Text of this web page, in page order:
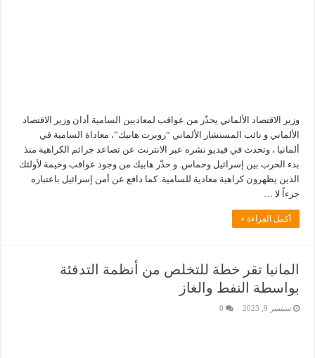
وزير الاقتصاد الألماني يحذّر من عواقب لمعاديين السامية أدان وزير الاقتصاد
الألماني و نائب المستشار الألماني “روبرت هابيك”، معاداة السامية في
ألمانيا ، وتحدث في فيديو نشره عبر الانترنت عن تصاعد جرائم الكراهية منذ
بدء الحرب بين إسرائيل وحماس. و حذّر هابيك من وجود عواقب وخيمة لأولئك
الذين يظهرون كراهية معادية للسامية. كما دافع عن أمن إسرائيل باعتباره
جزءاً لا …
أكمل القراءة »
المانيا تقر خطة للتخلص من أنظمة التدفئة
بواسطة النفط والغاز
سبتمبر 9, 2023 0